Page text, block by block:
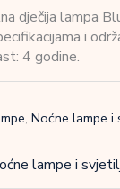
dječija lampa
i
4 godine.
, Noćne lampe i
lampe i